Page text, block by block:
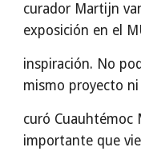
curador Martijn
exposición en el
inspiración. No
mismo proyecto
curó Cuauhtémoc
importante que